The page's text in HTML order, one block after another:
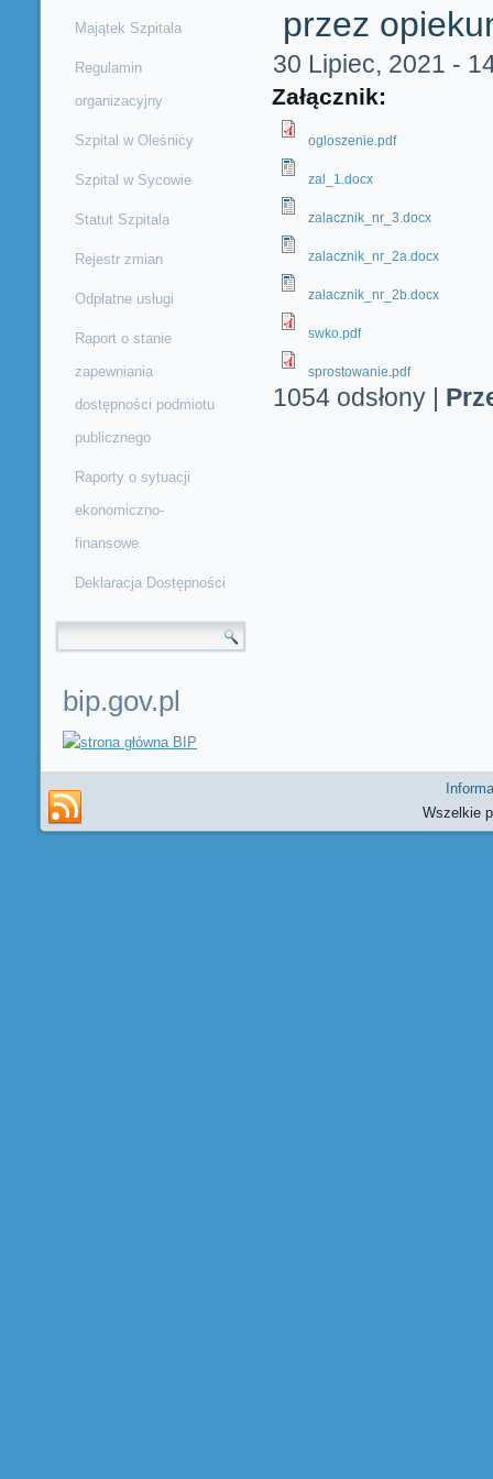
Majątek Szpitala
Regulamin
organizacyjny
Szpital w Oleśnicy
Szpital w Sycowie
Statut Szpitala
Rejestr zmian
Odpłatne usługi
Raport o stanie
zapewniania
dostępności podmiotu
publicznego
Raporty o sytuacji
ekonomiczno-
finansowe
Deklaracja Dostępności
Formularz wyszukiwania
przez
30 Lipiec, 2021 -
Załącznik:
ogloszenie.pdf
zal_1.docx
zalacznik_nr_3.docx
zalacznik_nr_2a.docx
zalacznik_nr_2b.docx
swko.pdf
sprostowanie.pdf
1054 odsłony
bip.gov.pl
Wszelkie